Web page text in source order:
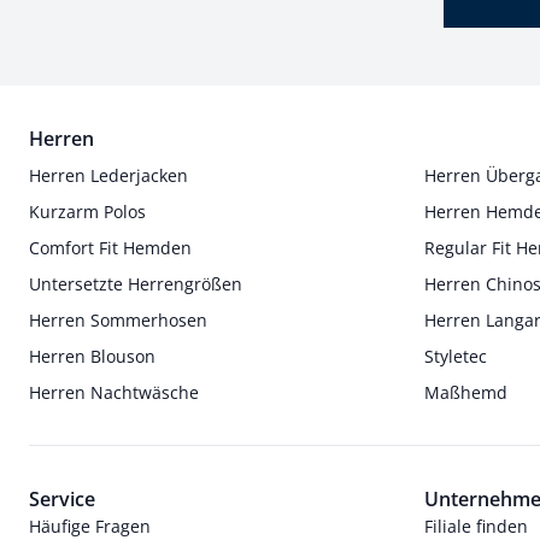
Herren
Herren Lederjacken
Herren
Kurzarm Polos
Herren
Comfort Fit Hemden
Regular Fit
Untersetzte Herrengrößen
Herren Chinos
Herren Sommerhosen
Herren
Herren Blouson
Styletec
Herren Nachtwäsche
Maßhemd
Service
Häufige Fragen Filiale finden